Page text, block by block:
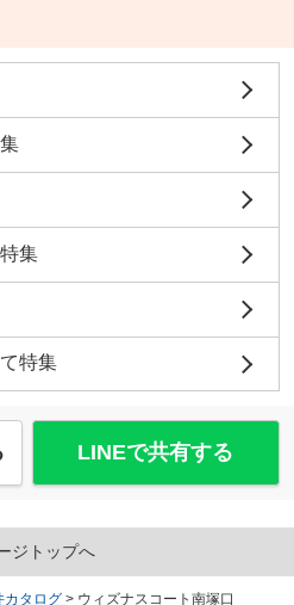
集
特集
LINEで共有する
ジトップへ
カタログ > ウィズナスコート南塚口